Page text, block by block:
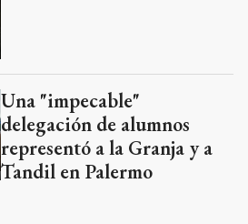
Una "impecable"
delegación de alumnos
representó a la Granja y a
Tandil en Palermo